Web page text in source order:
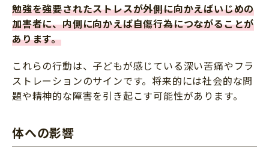
勉強を強要されたストレスが外側に向かえばいじめの
加害者に、内側に向かえば自傷行為につながることが
あります。
これらの行動は、子どもが感じている深い苦痛やフラ
ストレーションのサインです。将来的には社会的な問
題や精神的な障害を引き起こす可能性があります。
体への影響